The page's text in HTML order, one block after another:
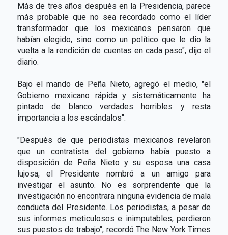
Más de tres años después en la Presidencia, parece
más probable que no sea recordado como el líder
transformador que los mexicanos pensaron que
habían elegido, sino como un político que le dio la
vuelta a la rendición de cuentas en cada paso", dijo el
diario.
Bajo el mando de Peña Nieto, agregó el medio, "el
Gobierno mexicano rápida y sistemáticamente ha
pintado de blanco verdades horribles y resta
importancia a los escándalos".
"Después de que periodistas mexicanos revelaron
que un contratista del gobierno había puesto a
disposición de Peña Nieto y su esposa una casa
lujosa, el Presidente nombró a un amigo para
investigar el asunto. No es sorprendente que la
investigación no encontrara ninguna evidencia de mala
conducta del Presidente. Los periodistas, a pesar de
sus informes meticulosos e inimputables, perdieron
sus puestos de trabajo", recordó The New York Times